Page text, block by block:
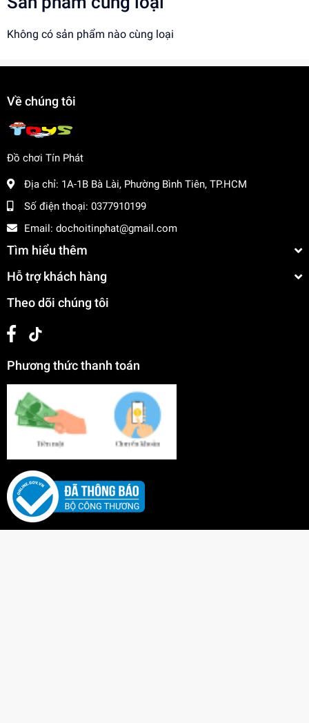
Đọc kỹ hướng dẫn trước khi sử dụng
Giám sát trẻ em khi sử dụng đồ chơi
Lợi Ích Phát Triển
đề
Rèn luyện kỹ năng phối hợp và cân bằng
Tăng cường khả năng tập trung và kiên nhẫn
cho khách buôn. Liên hệ với chúng tôi để biết thêm thông
tin!
Không có sản phẩm nào cùng loại
Về chúng tôi
Đồ chơi Tín Phát
Địa chỉ: 1A-1B Bà Lài, Phường Bình Tiên, TP.HCM
Số điện thoại: 0377910199
Email: dochoitinphat@gmail.com
Tìm hiểu thêm
Hỗ trợ khách hàng
Theo dõi chúng tôi
Phương thức thanh toán